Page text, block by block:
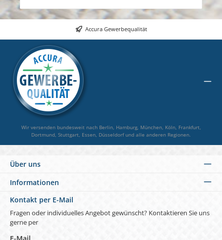
weiß:
Accura Gewerbequalität
Wir versenden bundesweit nach Berlin, Hamburg, München, Köln, Frankfurt,
Dortmund, Stuttgart, Essen, Düsseldorf und alle anderen Regionen.
Über uns
Informationen
Kontakt per E-Mail
Fragen oder individuelles Angebot gewünscht? Kontaktieren Sie uns
gerne per